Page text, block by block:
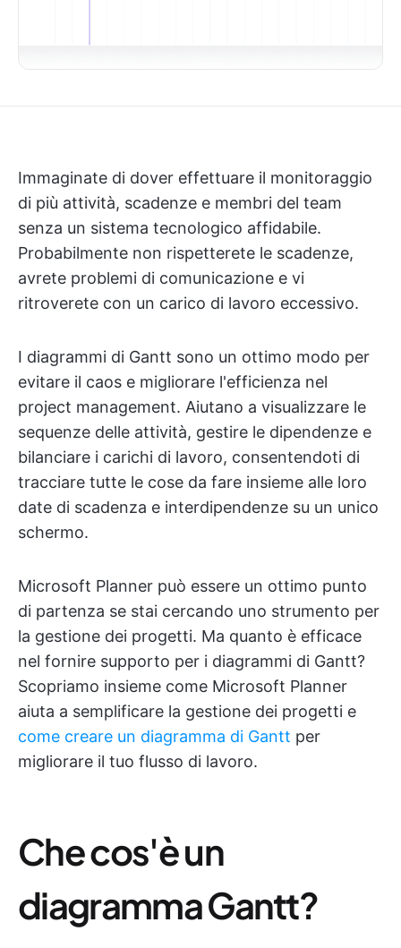
Immaginate di dover effettuare il monitoraggio
di più attività, scadenze e membri del team
senza un sistema tecnologico affidabile.
Probabilmente non rispetterete le scadenze,
avrete problemi di comunicazione e vi
ritroverete con un carico di lavoro eccessivo.
I diagrammi di Gantt sono un ottimo modo per
evitare il caos e migliorare l'efficienza nel
project management. Aiutano a visualizzare le
sequenze delle attività, gestire le dipendenze e
bilanciare i carichi di lavoro, consentendoti di
tracciare tutte le cose da fare insieme alle loro
date di scadenza e interdipendenze su un unico
schermo.
Microsoft Planner può essere un ottimo punto
di partenza se stai cercando uno strumento per
la gestione dei progetti. Ma quanto è efficace
nel fornire supporto per i diagrammi di Gantt?
Scopriamo insieme come Microsoft Planner
aiuta a semplificare la gestione dei progetti e
come creare un diagramma di Gantt per
migliorare il tuo flusso di lavoro.
Che cos'è un
diagramma Gantt?